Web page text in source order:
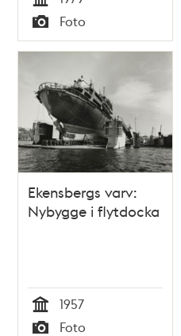
Tid
Typ
Foto
Ekensbergs varv:
Nybygge i flytdocka
Tid
1957
Foto